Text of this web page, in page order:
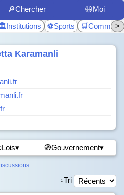
🔎Chercher
😃Moi
⚽Sports >
Karamanli
🧭Gouvernement▾
↕️Tri